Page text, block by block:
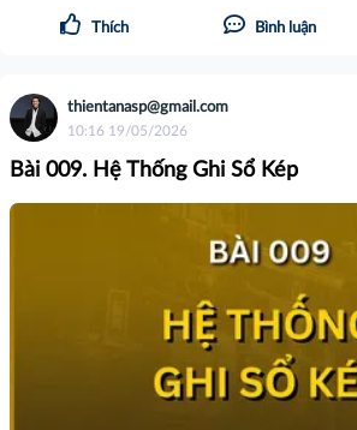
Thích Bình luận
thientanasp@gmail.com
10:16 19/05/2026
Bài 009. Hệ Thống Ghi Sổ Kép